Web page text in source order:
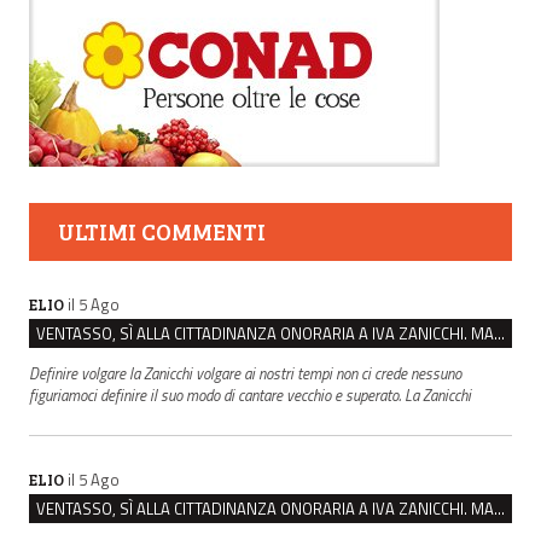
ULTIMI COMMENTI
ELIO il 5 Ago
VENTASSO, SÌ ALLA CITTADINANZA ONORARIA A IVA ZANICCHI. MA BARGIACCHI: “È DI PESSIMO GUSTO”
Definire volgare la Zanicchi volgare ai nostri tempi non ci crede nessuno
figuriamoci definire il suo modo di cantare vecchio e superato. La Zanicchi
ELIO il 5 Ago
VENTASSO, SÌ ALLA CITTADINANZA ONORARIA A IVA ZANICCHI. MA BARGIACCHI: “È DI PESSIMO GUSTO”